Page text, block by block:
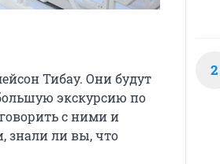
Тибау. Они будут
экскурсию по
с ними и
знали ли вы, что
2